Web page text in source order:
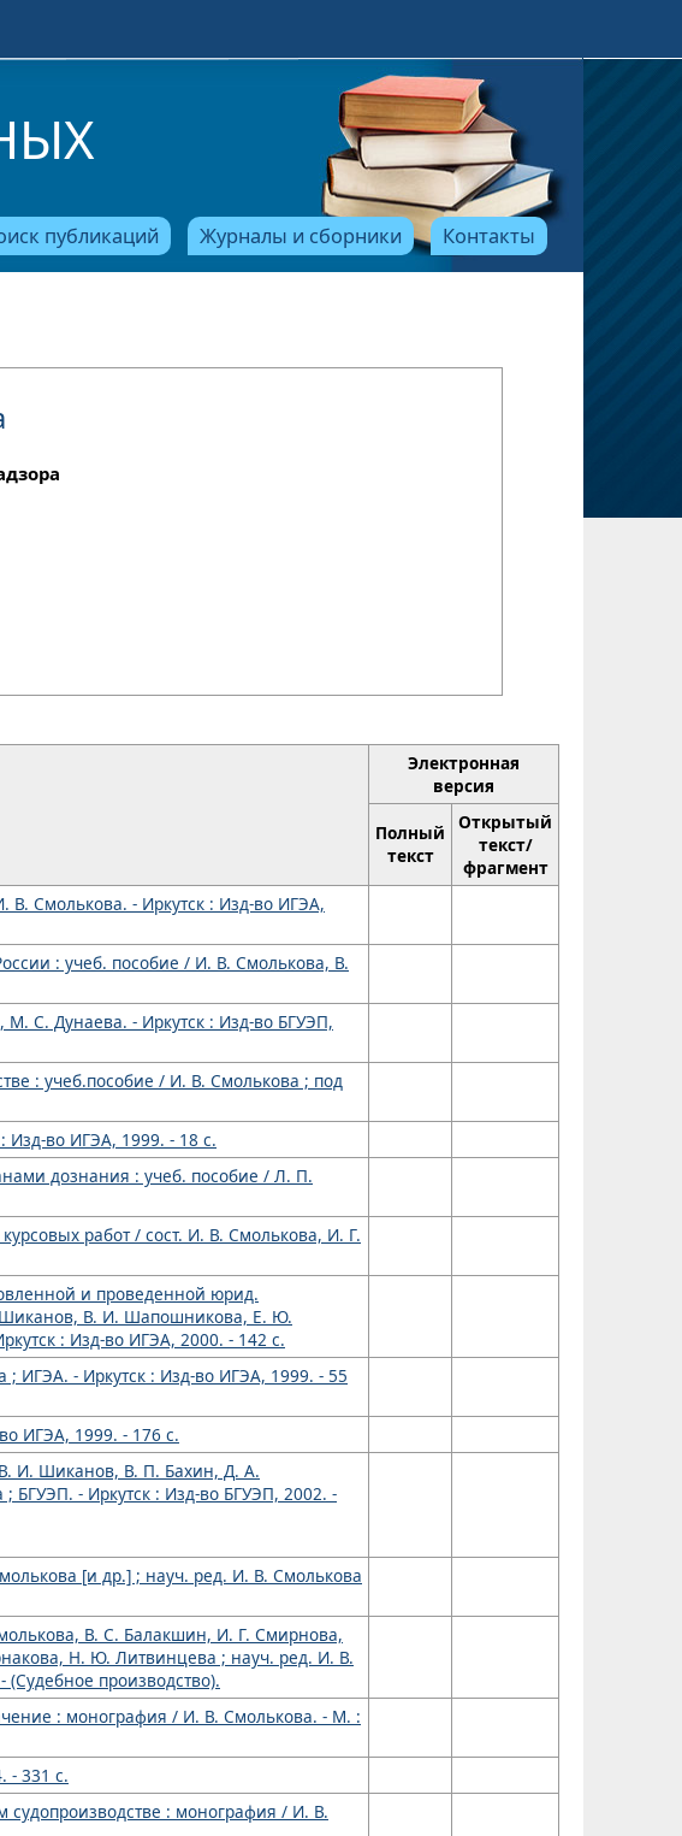
публикаций Журналы и сборники Контакты
Электронная
версия
Полный
текст
Открытый
текст/
фрагмент
В. Смолькова. - Иркутск : Изд-во ИГЭА,
: учеб. пособие / И. В. Смолькова, В.
М. С. Дунаева. - Иркутск : Изд-во БГУЭП,
: учеб.пособие / И. В. Смолькова ; под
Изд-во ИГЭА, 1999. - 18 с.
дознания : учеб. пособие / Л. П.
работ / сост. И. В. Смолькова, И. Г.
и проведенной юрид.
Шиканов, В. И. Шапошникова, Е. Ю.
: Изд-во ИГЭА, 2000. - 142 с.
; ИГЭА. - Иркутск : Изд-во ИГЭА, 1999. - 55
ИГЭА, 1999. - 176 с.
И. Шиканов, В. П. Бахин, Д. А.
БГУЭП. - Иркутск : Изд-во БГУЭП, 2002. -
[и др.] ; науч. ред. И. В. Смолькова
В. С. Балакшин, И. Г. Смирнова,
Н. Ю. Литвинцева ; науч. ред. И. В.
производство).
: монография / И. В. Смолькова. - М. :
- 331 с.
: монография / И. В.